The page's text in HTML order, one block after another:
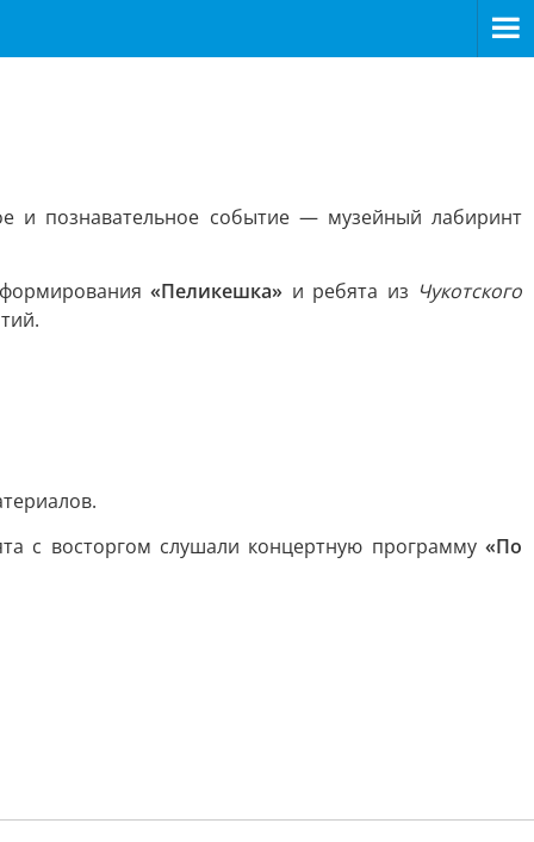
и познавательное событие — музейный лабиринт
«Пеликешка» и ребята из Чукотского
с восторгом слушали концертную программу«По